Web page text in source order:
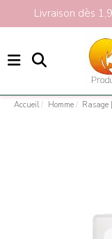
Livraison dès
Accueil Homme Rasage